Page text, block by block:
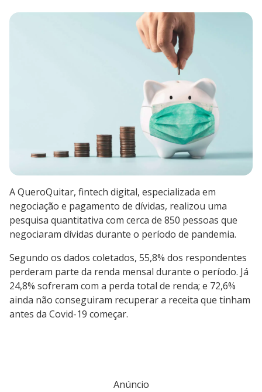
A QueroQuitar, fintech digital, especializada em
negociação e pagamento de dívidas, realizou uma
pesquisa quantitativa com cerca de 850 pessoas que
negociaram dívidas durante o período de pandemia.
Segundo os dados coletados, 55,8% dos respondentes
perderam parte da renda mensal durante o período. Já
24,8% sofreram com a perda total de renda; e 72,6%
ainda não conseguiram recuperar a receita que tinham
antes da Covid-19 começar.
Anúncio